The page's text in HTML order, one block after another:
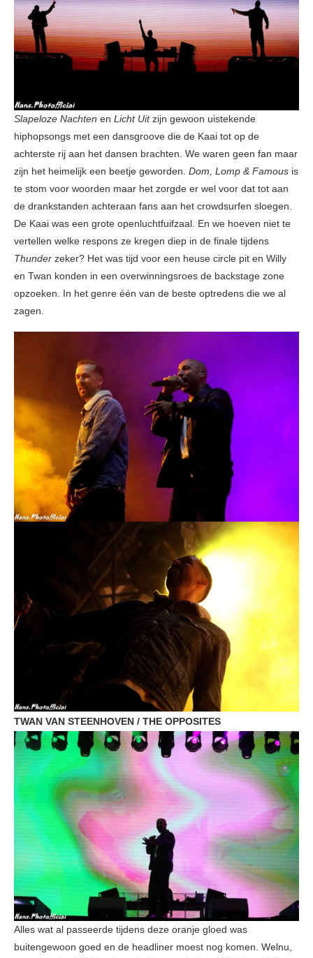
Slapeloze Nachten en Licht Uitzijn gewoon uistekende
hiphopsongs met een dansgroove die de Kaai tot op de
achterste rij aan het dansen brachten. We waren geen fan maar
zijn het heimelijk een beetje geworden. Dom, Lomp & Famous is
te stom voor woorden maar het zorgde er wel voor dat tot aan
de drankstanden achteraan fans aan het crowdsurfen sloegen.
De Kaai was een grote openluchtfuifzaal. En we hoeven niet te
vertellen welke respons ze kregen diep in de finale tijdens
Thunder zeker? Het was tijd voor een heuse circle pit en Willy
en Twan konden in een overwinningsroes de backstage zone
opzoeken. In het genre één van de beste optredens die we al
zagen.
TWAN VAN STEENHOVEN / THE OPPOSITES
Alles wat al passeerde tijdens deze oranje gloed was
buitengewoon goed en de headliner moest nog komen. Welnu,